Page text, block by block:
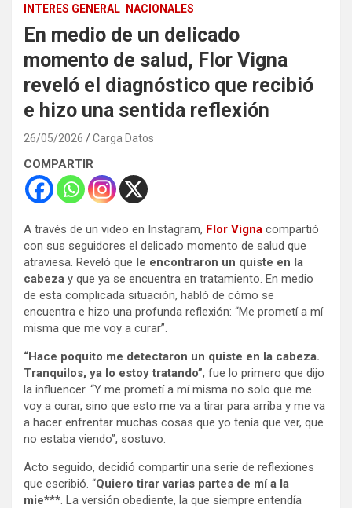
INTERES GENERAL NACIONALES
En medio de un delicado
momento de salud, Flor Vigna
reveló el diagnóstico que recibió
e hizo una sentida reflexión
26/05/2026 Carga Datos
COMPARTIR
A través de un video en Instagram, Flor Vigna compartió
con sus seguidores el delicado momento de salud que
atraviesa. Reveló que le encontraron un quiste en la
cabeza y que ya se encuentra en tratamiento. En medio
de esta complicada situación, habló de cómo se
encuentra e hizo una profunda reflexión: “Me prometí a mí
misma que me voy a curar”.
“Hace poquito me detectaron un quiste en la cabeza.
Tranquilos, ya lo estoy tratando”, fue lo primero que dijo
la influencer. “Y me prometí a mí misma no solo que me
voy a curar, sino que esto me va a tirar para arriba y me va
a hacer enfrentar muchas cosas que yo tenía que ver, que
no estaba viendo”, sostuvo.
Acto seguido, decidió compartir una serie de reflexiones
que escribió. “Quiero tirar varias partes de mí a la
mie*** . La versión obediente, la que siempre entendía